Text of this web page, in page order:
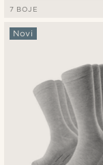
7 BOJE
Novi